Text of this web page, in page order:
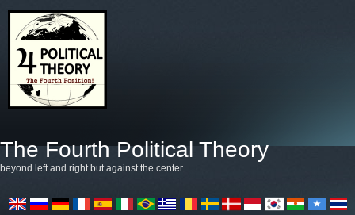
The Fourth Political Theory
beyond left and right but against the center